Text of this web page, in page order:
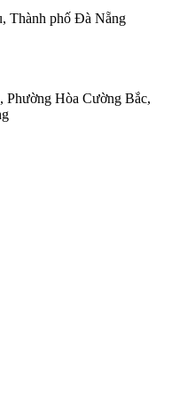
Thành phố Đà Nẵng
Hòa Cường Bắc,